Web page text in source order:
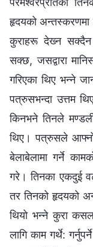
हृदयको अन्तस्करणमा
कुराहरू देख्‍न
सक्छ, जसद्वारा
गरिएका थिए भन्‍ने
पत्रुसभन्दा उत्तम
किनभने तिनले
थिए। पत्रुसले
बेलाबेलामा गर्ने
गरे। तिनका एकदुई
तर तिनको हृदयको
थियो भन्‍ने कुरा
लागि काम गर्थे: